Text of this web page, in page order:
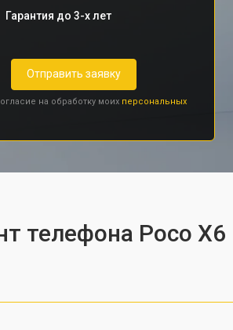
Гарантия до 3-х лет
Отправить заявку
на обработку моих персональных
телефона Poco X6